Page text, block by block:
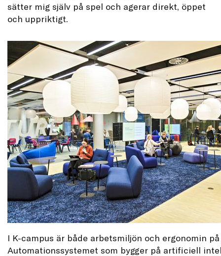
sätter mig själv på spel och agerar direkt, öppet
och uppriktigt.
I K-campus är både arbetsmiljön och ergonomin
Automationssystemet som bygger på artificiell